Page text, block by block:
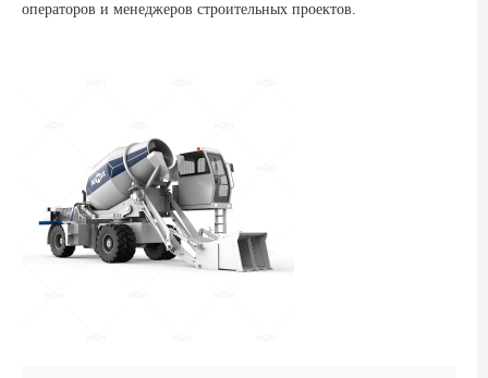
операторов и менеджеров строительных проектов.